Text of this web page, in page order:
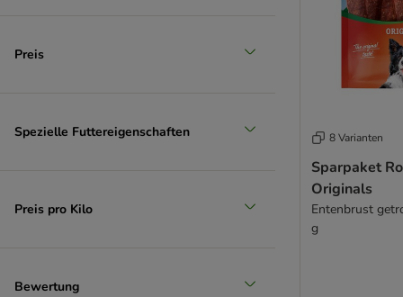
Ultima
YAKERS
Doggy Bozita
Preis
Spezielle Futtereigenschaften
Preis pro Kilo
Bewertung
8 Varianten
Sparpaket
Originals
Entenbrust
g